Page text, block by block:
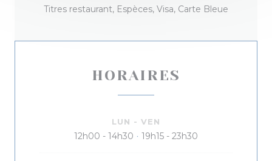
Titres restaurant, Espèces, Visa, Carte Bleue
HORAIRES
LUN -VEN
12h00 - 14h30 • 19h15 - 23h30